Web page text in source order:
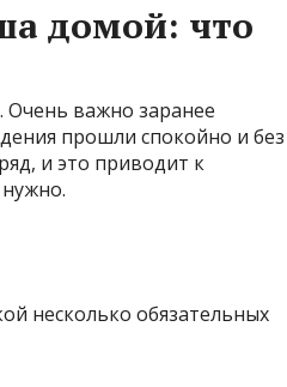
домой: что
Очень важно заранее
прошли спокойно и без
и это приводит к
несколько обязательных